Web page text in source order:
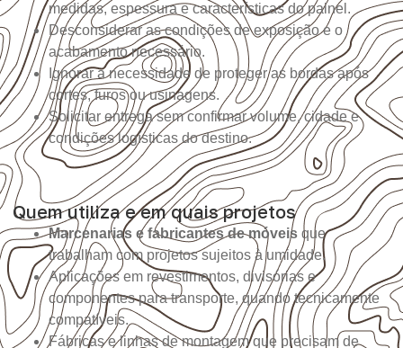
medidas, espessura e características do painel.
Desconsiderar as condições de exposição e o
acabamento necessário.
Ignorar a necessidade de proteger as bordas após
cortes, furos ou usinagens.
Solicitar entrega sem confirmar volume, cidade e
condições logísticas do destino.
Quem utiliza e em quais projetos
Marcenarias e fabricantes de móveis que
trabalham com projetos sujeitos à umidade.
Aplicações em revestimentos, divisórias e
componentes para transporte, quando tecnicamente
compatíveis.
Fábricas e linhas de montagem que precisam de